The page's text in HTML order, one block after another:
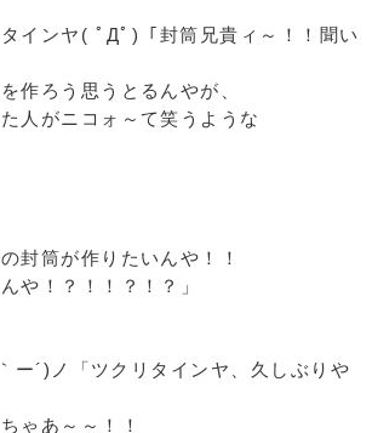
インヤ( ﾟДﾟ)「封筒兄貴ィ～！！聞い
作ろう思うとるんやが、
人がニコォ～て笑うような
封筒が作りたいんや！！
や！？！！？！？」
ー´)ノ「ツクリタインヤ、久しぶりや
ゃあ～～！！